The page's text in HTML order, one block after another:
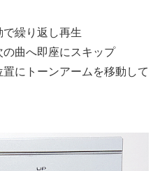
で繰り返し再生
の曲へ即座にスキップ
置にトーンアームを移動して